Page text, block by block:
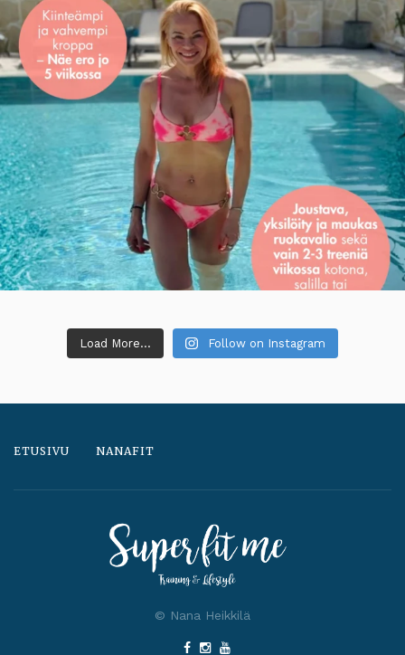
Load More... Follow on Instagram
ETUSIVU NANAFIT
© Nana Heikkilä